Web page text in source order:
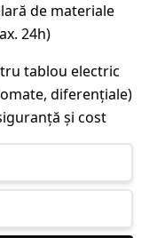
de materiale
24h)
tablou electric
diferențiale)
și cost